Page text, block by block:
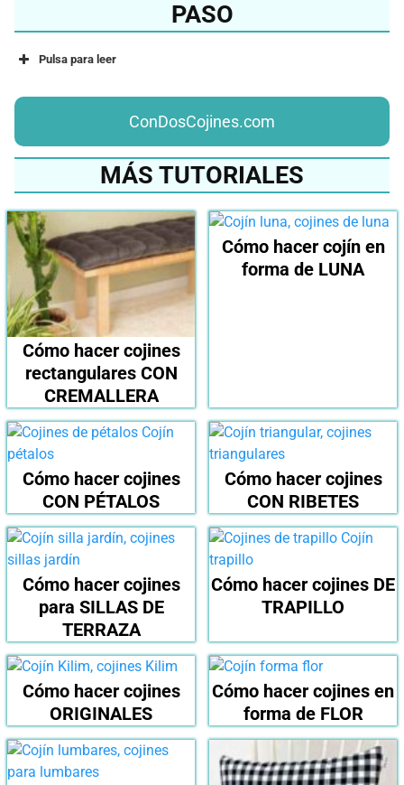
PASO
Pulsa para leer
ConDosCojines.com
MÁS TUTORIALES
Cómo hacer cojines
rectangulares CON
CREMALLERA
Cómo hacer cojín en
forma de LUNA
Cómo hacer cojines
CON PÉTALOS
Cómo hacer cojines
CON RIBETES
Cómo hacer cojines
para SILLAS DE
TERRAZA
Cómo hacer cojines DE
TRAPILLO
Cómo hacer cojines
ORIGINALES
Cómo hacer cojines en
forma de FLOR